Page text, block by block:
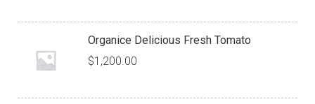
Organice Delicious Fresh Tomato
$1,200.00